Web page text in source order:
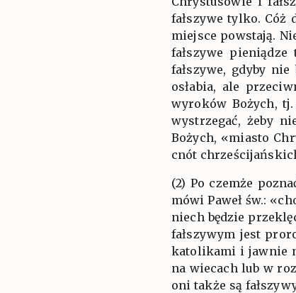
fałszywe tylko.
miejsce powstają.
fałszywe
fałszywe, gdyby
osłabia, ale
wyroków Bożych, tj.
wystrzegać, żeby
Bożych, «miasto
cnót
(2) Po czemże
mówi Paweł św.:
niech będzie
fałszywym jest
katolikami i jawnie
na wiecach lub w
oni także są